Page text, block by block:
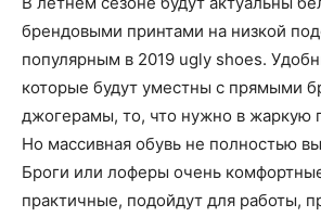
брендовыми принтами на низкой
популярным в 2019 ugly shoes.
которые будут уместны с прямыми
джогерамы, то, что нужно в жаркую
Но массивная обувь не полностью
Броги или лоферы очень
практичные, подойдут для работы,